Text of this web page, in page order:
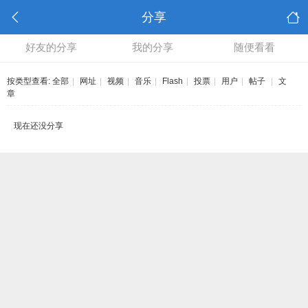
分享
好友的分享 我的分享 随便看看
按类型查看: 全部 网址 视频 音乐 Flash 投票 用户 帖子
文
章
现在还没分享